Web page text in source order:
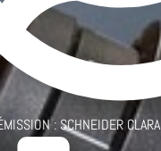
: SCHNEIDER CLARA